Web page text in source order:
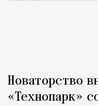
Новаторство
«Технопарк»